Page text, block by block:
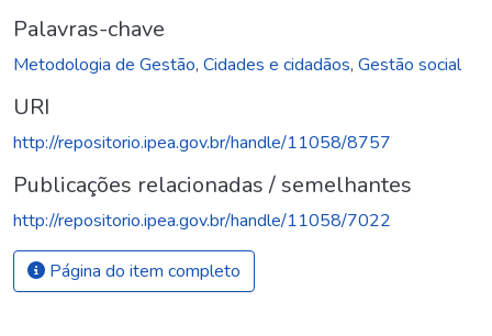
Palavras-chave
Metodologia de Gestão, Cidades e cidadãos, Gestão social
URI
http://repositorio.ipea.gov.br/handle/11058/8757
Publicações relacionadas / semelhantes
http://repositorio.ipea.gov.br/handle/11058/7022
Página do item completo